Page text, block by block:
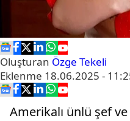
Oluşturan Özge Tekeli
Eklenme 18.06.2025 -
Amerikalı ünlü şef